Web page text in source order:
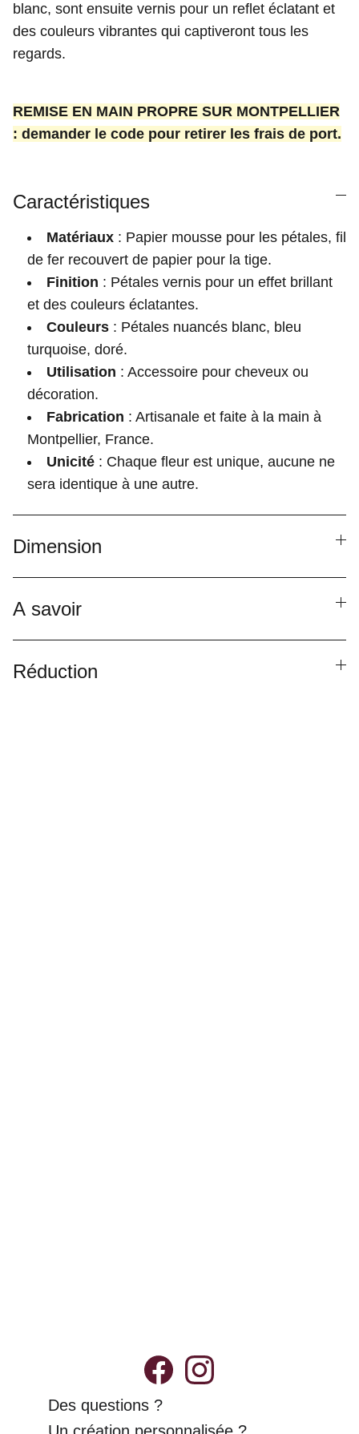
blanc, sont ensuite vernis pour un reflet éclatant et
des couleurs vibrantes qui captiveront tous les
regards.
REMISE EN MAIN PROPRE SUR MONTPELLIER
: demander le code pour retirer les frais de port.
Caractéristiques
Matériaux : Papier mousse pour les pétales, fil
de fer recouvert de papier pour la tige.
Finition : Pétales vernis pour un effet brillant
et des couleurs éclatantes.
Couleurs : Pétales nuancés blanc, bleu
turquoise, doré.
Utilisation : Accessoire pour cheveux ou
décoration.
Fabrication : Artisanale et faite à la main à
Montpellier, France.
Unicité : Chaque fleur est unique, aucune ne
sera identique à une autre.
Dimension
A savoir
Réduction
Des questions ?